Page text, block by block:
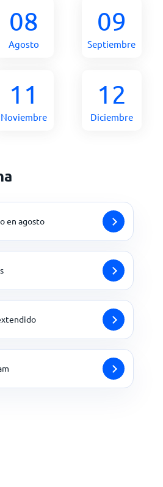
08
Agosto
09
Septiembre
11
Noviembre
12
Diciembre
en agosto